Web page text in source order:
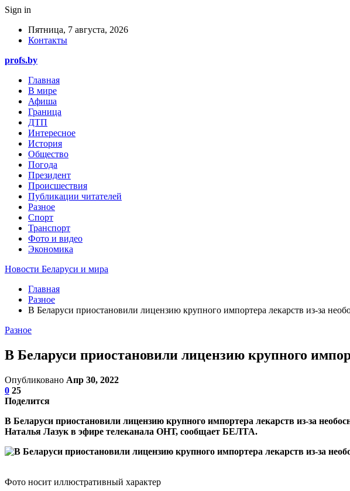
Sign in
Пятница, 7 августа, 2026
Контакты
profs.by
Главная
В мире
Афиша
Граница
ДТП
Интересное
История
Общество
Погода
Президент
Происшествия
Публикации читателей
Разное
Спорт
Транспорт
Фото и видео
Экономика
Новости Беларуси и мира
Главная
Разное
В Беларуси приостановили лицензию крупного импортера лекарств из-за
Разное
В Беларуси приостановили лицензию крупного
Опубликовано Апр 30, 2022
0 25
Поделится
В Беларуси приостановили лицензию крупного импортера лекарств из-за
Наталья Лазук в эфире телеканала ОНТ, сообщает БЕЛТА.
Фото носит иллюстративный характер